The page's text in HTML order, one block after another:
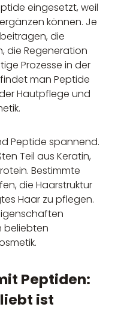
eingesetzt, weil
können. Je
die
die Regeneration
Prozesse in der
man Peptide
Hautpflege und
Peptide spannend.
Teil aus Keratin,
Bestimmte
die Haarstruktur
Haar zu pflegen.
beliebten
Peptiden:
ist